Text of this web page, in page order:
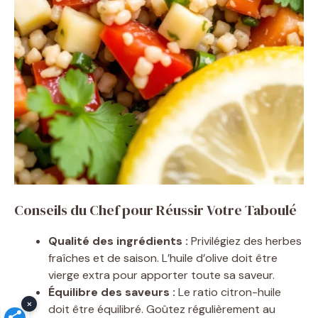
Conseils du Chef pour Réussir Votre Taboulé
Qualité des ingrédients : Privilégiez des herbes
fraîches et de saison. L’huile d’olive doit être
vierge extra pour apporter toute sa saveur.
Équilibre des saveurs : Le ratio citron-huile
doit être équilibré. Goûtez régulièrement au
×